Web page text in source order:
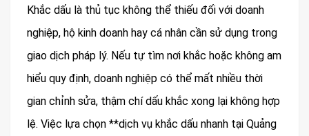
Khắc dấu là thủ tục không thể thiếu đối với doanh
nghiệp, hộ kinh doanh hay cá nhân cần sử dụng trong
giao dịch pháp lý. Nếu tự tìm nơi khắc hoặc không am
hiểu quy định, doanh nghiệp có thể mất nhiều thời
gian chỉnh sửa, thậm chí dấu khắc xong lại không hợp
lệ. Việc lựa chọn **dịch vụ khắc dấu nhanh tại Quảng